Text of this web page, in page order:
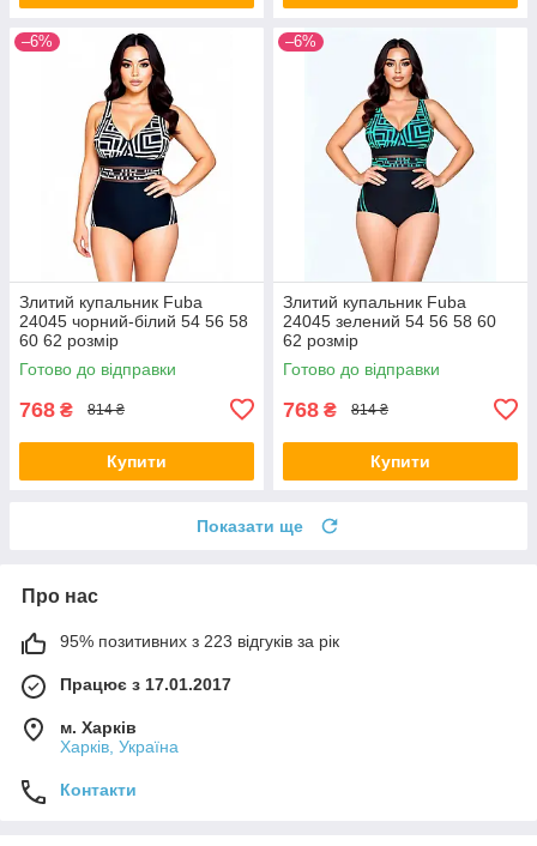
–6%
Злитий купальник Fuba
24045 чорний-білий 54 56 58
60 62 розмір
Готово до відправки
768 ₴ 814 ₴
Купити
–6%
Злитий купальник Fuba
24045 зелений 54 56 58 60
62 розмір
Готово до відправки
768 ₴ 814 ₴
Купити
Показати ще
Про нас
95% позитивних з 223 відгуків за рік
Працює з 17.01.2017
м. Харків
Харків, Україна
Контакти